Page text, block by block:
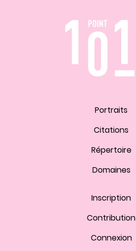
Portraits
Citations
Répertoire
Domaines
Inscription
Contribution
Connexion